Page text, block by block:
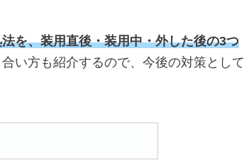
を、装用直後・装用中・外した後の3つ
い方も紹介するので、今後の対策として